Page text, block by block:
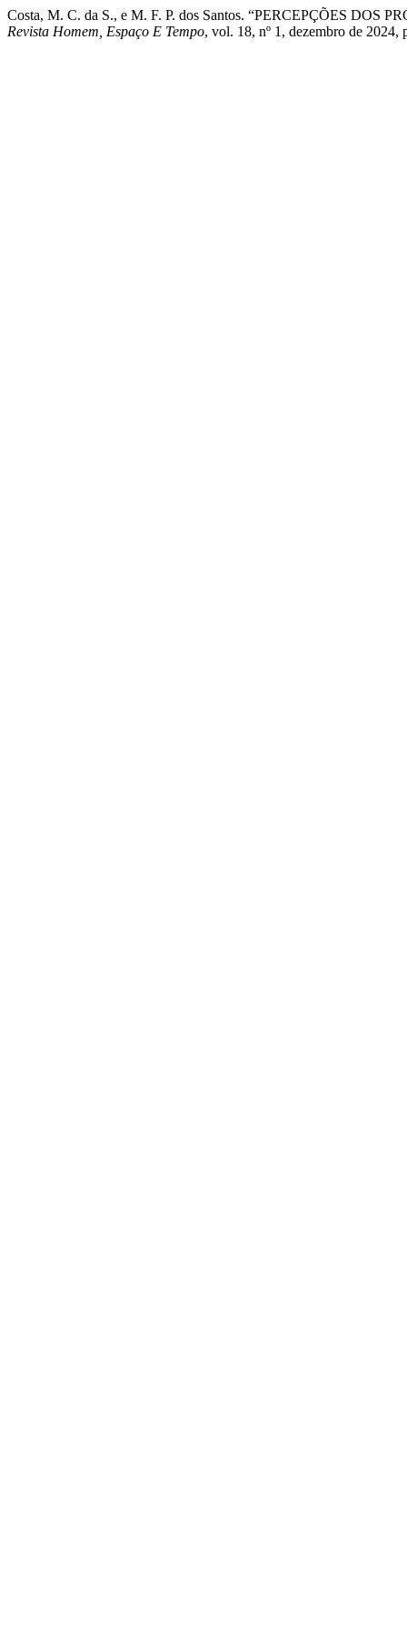
Costa, M. C. da S., e M. F. P. dos Santos. “PERCEPÇÕES
Revista Homem, Espaço E Tempo, vol. 18, nº 1, dezembro de